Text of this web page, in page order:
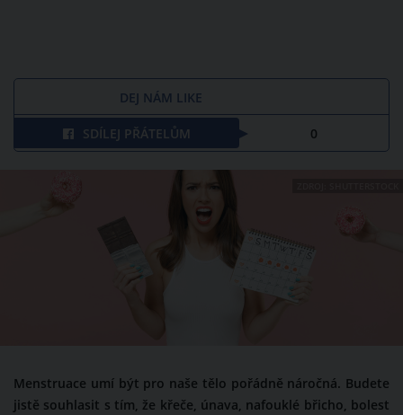
DEJ NÁM LIKE
SDÍLEJ PŘÁTELŮM 0
Menstruace umí být pro naše tělo pořádně náročná. Budete
jistě souhlasit s tím, že křeče, únava, nafouklé břicho, bolest